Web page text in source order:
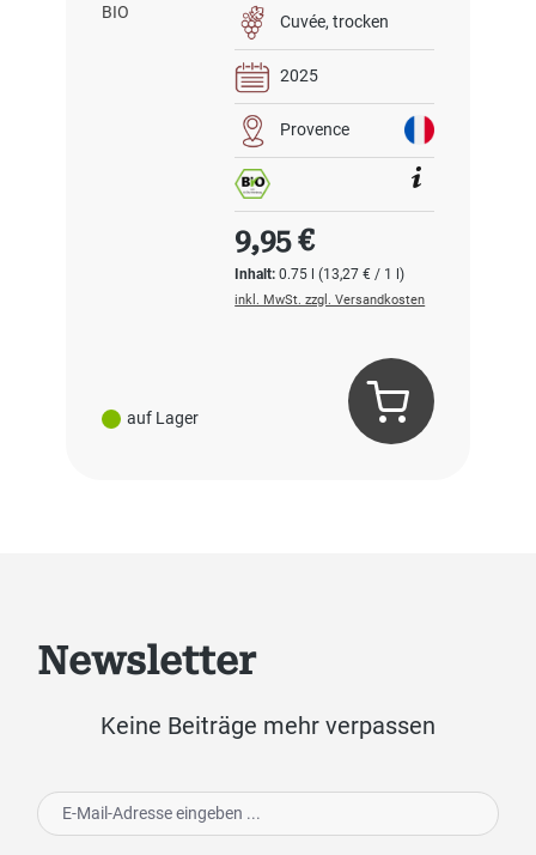
auf Lager
Cuvée trocken
2025
Provence
Inhalt:0.75 l(13,27 € / 1 l)
Regulärer Preis:
9,95 €
inkl. MwSt. zzgl. Versandkosten
Newsletter
Keine Beiträge mehr verpassen